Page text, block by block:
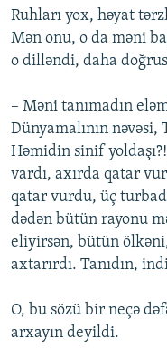
Ruhları yox, həyat
Mən onu, o da məni
o dilləndi, daha
– Məni tanımadın
Dünyamalının
Həmidin sinif
vardı, axırda qatar
qatar vurdu, üç
dədən bütün rayonu
eliyirsən, bütün
axtarırdı. Tanıdın,
O, bu sözü bir neçə
arxayın deyildi.